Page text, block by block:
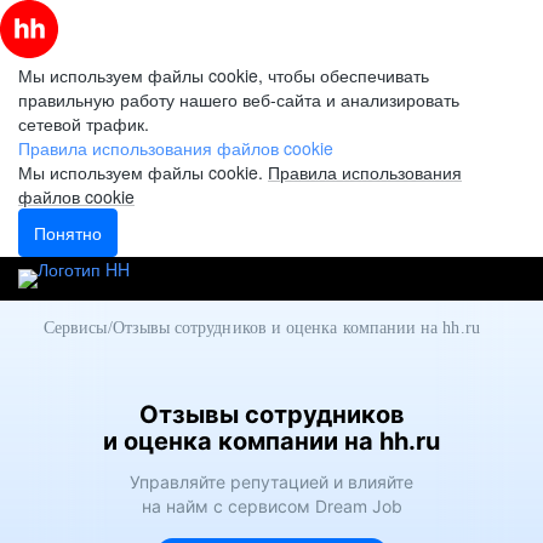
Мы используем файлы cookie, чтобы обеспечивать
правильную работу нашего веб-сайта и анализировать
сетевой трафик.
Правила использования файлов cookie
Мы используем файлы cookie. Правила использования
файлов cookie
Понятно
Сервисы/Отзывы сотрудников и оценка компании на hh.ru
Отзывысотрудников
и оценка компании на hh.ru
Управляйте репутацией и влияйте
на найм с сервисом Dream Job